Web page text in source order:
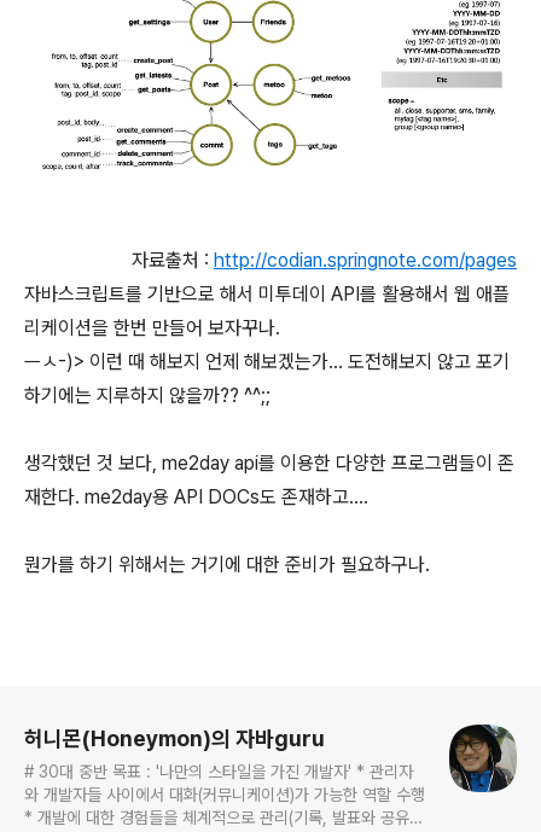
자료출처 : http://codian.springnote.com/pages
자바스크립트를 기반으로 해서 미투데이 API를 활용해서 웹 애플
리케이션을 한번 만들어 보자꾸나.
ㅡㅅ-)> 이런 때 해보지 언제 해보겠는가... 도전해보지 않고 포기
하기에는 지루하지 않을까?? ^^;;
생각했던 것 보다, me2day api를 이용한 다양한 프로그램들이 존
재한다. me2day용 API DOCs도 존재하고....
뭔가를 하기 위해서는 거기에 대한 준비가 필요하구나.
허니몬(Honeymon)의 자바guru
# 30대 중반 목표 : '나만의 스타일을 가진 개발자' * 관리자
와 개발자들 사이에서 대화(커뮤니케이션)가 가능한 역할 수행
* 개발에 대한 경험들을 체계적으로 관리(기록, 발표와 공유)